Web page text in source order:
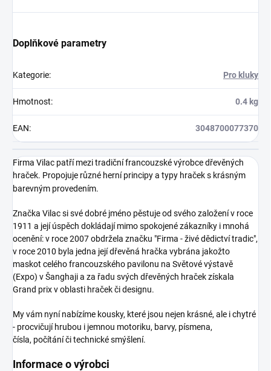
Doplňkové parametry
Kategorie: Pro kluky
Hmotnost: 0.4 kg
EAN: 3048700077370
Firma Vilac patří mezi tradiční francouzské výrobce dřevěných
hraček. Propojuje různé herní principy a typy hraček s krásným
barevným provedením.
Značka Vilac si své dobré jméno pěstuje od svého založení v roce
1911 a její úspěch dokládají mimo spokojené zákazníky i mnohá
ocenění: v roce 2007 obdržela značku "Firma - živé dědictví tradic",
v roce 2010 byla jedna její dřevěná hračka vybrána jakožto
maskot celého francouzského pavilonu na Světové výstavě
(Expo) v Šanghaji a za řadu svých dřevěných hraček získala
Grand prix v oblasti hraček či designu.
My vám nyní nabízíme kousky, které jsou nejen krásné, ale i chytré
- procvičují hrubou i jemnou motoriku, barvy, písmena,
čísla, počítání či technické smýšlení.
Informace o výrobci